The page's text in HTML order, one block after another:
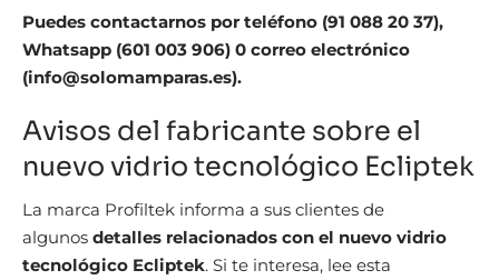
Puedes contactarnos por teléfono (91 088 20 37),
Whatsapp (601 003 906) 0 correo electrónico
(info@solomamparas.es).
Avisos del fabricante sobre el
nuevo vidrio tecnológico Ecliptek
La marca Profiltek informa a sus clientes de
algunos detalles relacionados con el nuevo vidrio
tecnológico Ecliptek. Si te interesa, lee esta